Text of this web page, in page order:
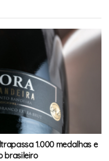
1.000 medalhas e
brasileiro